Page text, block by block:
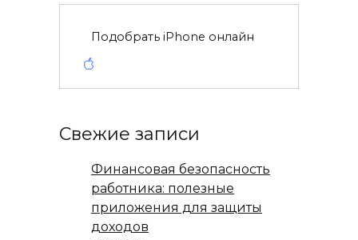
Подобрать iPhone онлайн
Свежие записи
Финансовая безопасность
работника: полезные
приложения для защиты
доходов